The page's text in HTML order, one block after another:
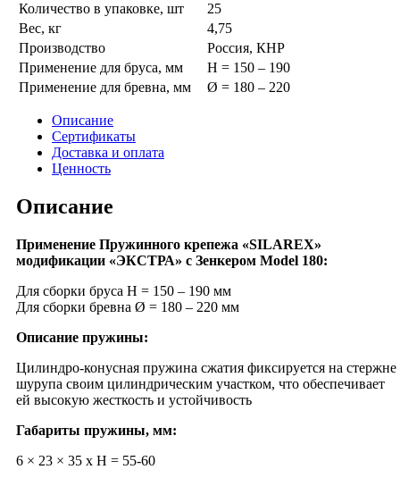
Количество в упаковке, шт
25
Вес, кг
4,75
Производство
Россия, КНР
Применение для бруса, мм
Н = 150 – 190
Применение для бревна, мм
Ø = 180 – 220
Описание
Сертификаты
Доставка и оплата
Ценность
Описание
Применение Пружинного крепежа «SILAREX»
модификации «ЭКСТРА» с Зенкером Model 180:
Для сборки бруса Н = 150 – 190 мм
Для сборки бревна Ø = 180 – 220 мм
Описание пружины:
Цилиндро-конусная пружина сжатия фиксируется на стержне
шурупа своим цилиндрическим участком, что обеспечивает
ей высокую жесткость и устойчивость
Габариты пружины, мм:
6 × 23 × 35 x H = 55-60